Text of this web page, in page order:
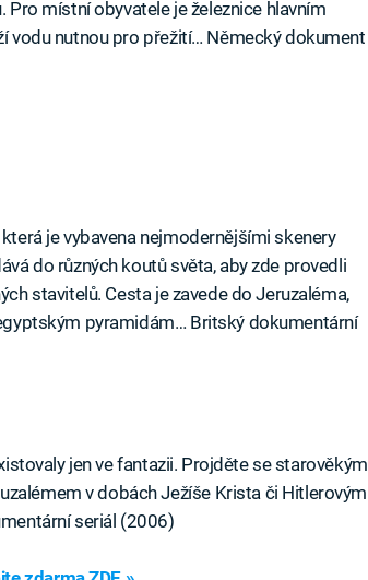
místní obyvatele je železnice hlavním
vodu nutnou pro přežití… Německý dokument
je vybavena nejmodernějšími skenery
do různých koutů světa, aby zde provedli
stavitelů. Cesta je zavede do Jeruzaléma,
pyramidám… Britský dokumentární
jen ve fantazii. Projděte se starověkým
v dobách Ježíše Krista či Hitlerovým
seriál (2006)